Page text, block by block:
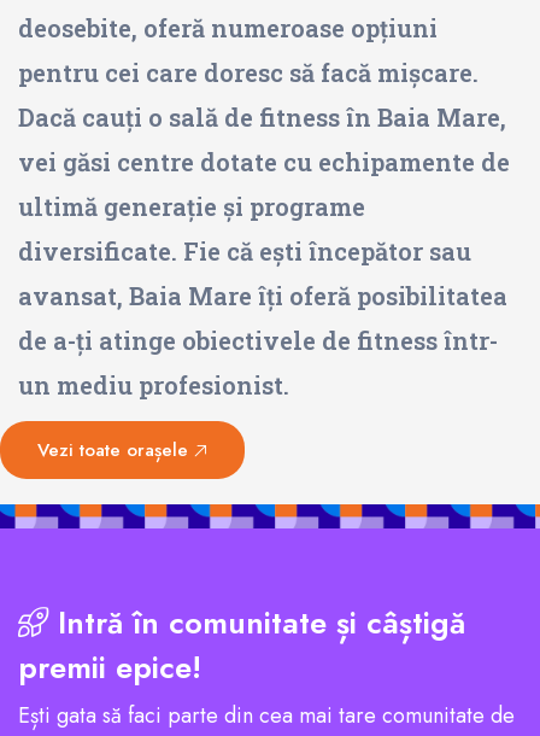
deosebite, oferă numeroase opțiuni
pentru cei care doresc să facă mișcare.
Dacă cauți o sală de fitness în Baia Mare,
vei găsi centre dotate cu echipamente de
ultimă generație și programe
diversificate. Fie că ești începător sau
avansat, Baia Mare îți oferă posibilitatea
de a-ți atinge obiectivele de fitness într-
un mediu profesionist.
Vezi toate orașele
Intră în comunitate și câștigă
premii epice!
Ești gata să faci parte din cea mai tare comunitate de